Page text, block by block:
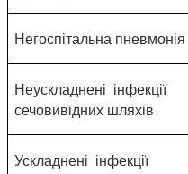
Негоспітальна пневмонія
Неускладнені інфекції
сечовивідних шляхів
Ускладнені інфекції